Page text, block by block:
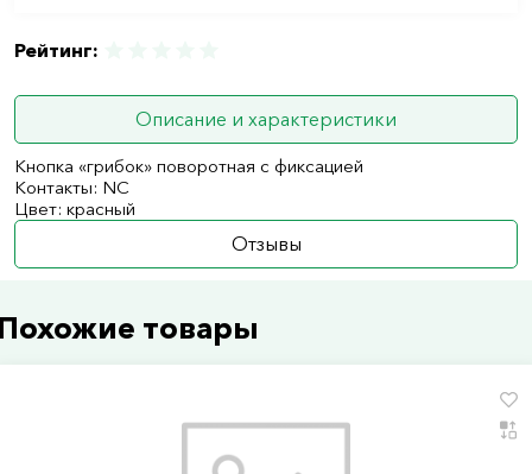
Рейтинг:
Описание и характеристики
Кнопка «грибок» поворотная с фиксацией
Контакты: NC
Цвет: красный
Отзывы
товары